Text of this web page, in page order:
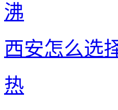
沸
西安怎么选
热